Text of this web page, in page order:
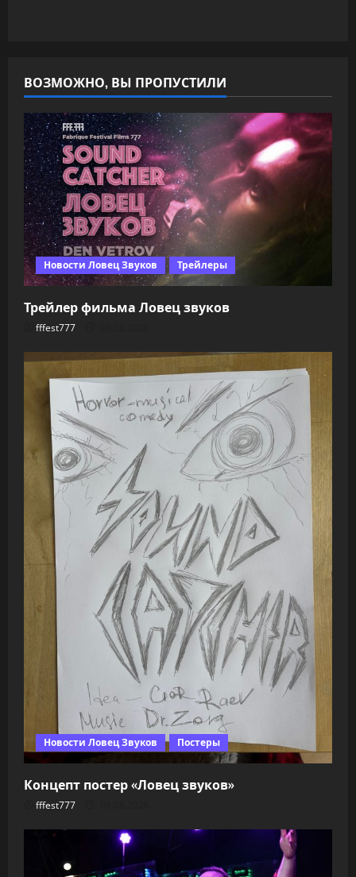
ВОЗМОЖНО, ВЫ ПРОПУСТИЛИ
Новости Ловец Звуков Трейлеры
Трейлер фильма Ловец звуков
fffest777
Новости Ловец Звуков Постеры
Концепт постер «Ловец звуков»
fffest777